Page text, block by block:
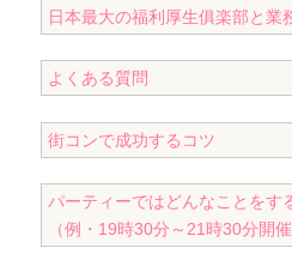
日本最大の福利厚生俱楽部と業
よくある質問
街コンで成功するコツ
パーティーではどんなことをす
（例・19時30分～21時30分開催